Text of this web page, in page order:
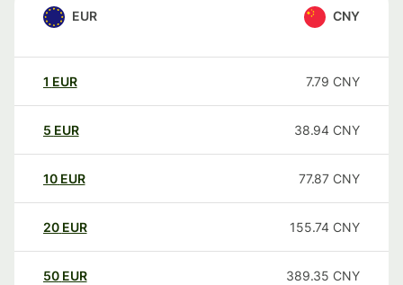
EUR CNY
1 EUR 7.79 CNY
5 EUR 38.94 CNY
10 EUR 77.87 CNY
20 EUR 155.74 CNY
50 EUR 389.35 CNY